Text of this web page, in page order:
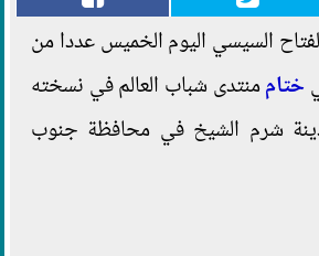
السيسي اليوم الخميس عددا من
ختاممنتدى شباب العالم في نسخته
شرم الشيخ في محافظة جنوب